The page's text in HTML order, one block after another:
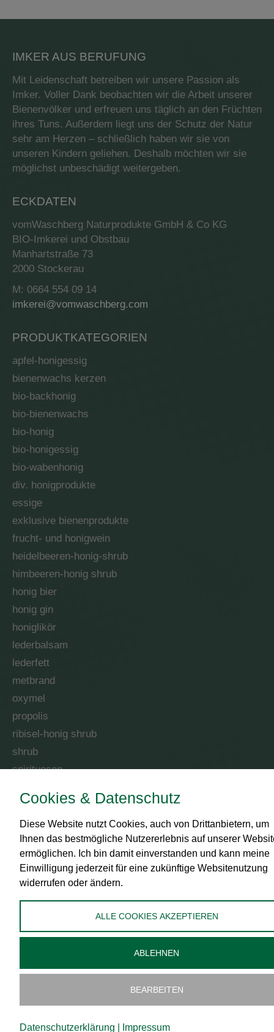
IMKER AUS BERUFUNG
Mit Leidenschaft betreiben wir unsere Passion als
Imker. Voller Dank beobachten wir die Arbeit unserer
Bienenvölker und erfreuen uns täglich an den Früchten
ihres Tuns. Außerdem liegt uns der Schutz der Natur
sehr am Herzen – schließlich haben wir sie von
unseren Kindern geliehen. Deshalb möchten wir sie
möglichst unbeschädigt weitergeben.
ECKDATEN
vomWaschberg Naturprodukte GmbH & Co KG
BIO-Imkerei und Obstbau
Manhartstraße 73
2000 Stockerau
M: 0664 554 09 14
imkerei@vomwaschberg.com
PRODUKTKATEGORIEN
apfel-honigessig
bienenwachs kerzen
bio-backhonig
bio-bienenwachs
bio-honig
bio-honigessig
bio-wabenhonig
div. honigprodukte
essige
exklusive bienenprodukte
frucht- und honigwein
heidelbeeren-honig-shrub
himbeeren-honig shrub
honig bier
honig gin
honiglikör
lederbalsam
lederfett
metbrand
oxymel
propolis
ribisel-honig shrub
shrub
spirituosen
RECHTLICHES
Impressum
Datenschutz
Zahlungsmittel
Widerrufsbelehrung
Cookies bearbeiten
Cookies & Datenschutz
Diese Website nutzt Cookies, auch von Drittanbietern, um
Ihnen das bestmögliche Nutzererlebnis auf unserer
ermöglichen. Ich bin damit einverstanden und kann meine
Einwilligung jederzeit für eine zukünftige Websitenutzung
widerrufen oder ändern.
ALLE COOKIES AKZEPTIEREN
ABLEHNEN
BEARBEITEN
Datenschutzerklärung Impressum